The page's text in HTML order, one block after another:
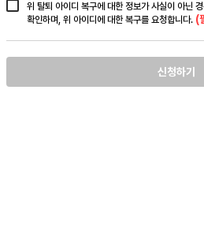
위 탈퇴 아이디 복구에 대한 정보가 사실이 아닌
확인하며, 위 아이디에 대한 복구를 요청합니다. (
신청하기